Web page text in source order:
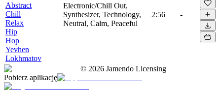
Abstract
Chill
Relax
Hip
Hop
Yevhen
Lokhmatov
Electronic/Chill Out,
Synthesizer, Technology,
Neutral, Calm, Peaceful
2:56 -
© 2026 Jamendo Licensing
Pobierz aplikację